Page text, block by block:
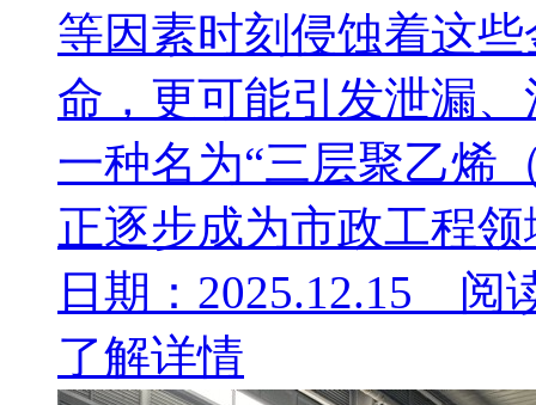
等因素时刻侵蚀着这
命，更可能引发泄漏
一种名为“三层聚乙烯
正逐步成为市政工程
日期：2025.12.15 阅
了解详情